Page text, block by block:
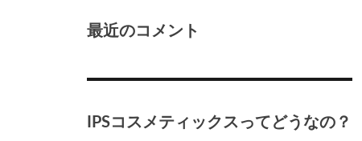
最近のコメント
IPSコスメティックスってどうなの？